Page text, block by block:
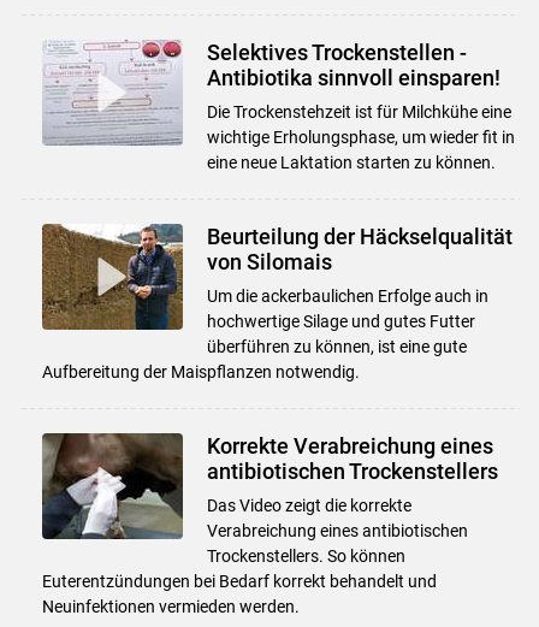
Selektives Trockenstellen -
Antibiotika sinnvoll einsparen!
Die Trockenstehzeit ist für Milchkühe eine
wichtige Erholungsphase, um wieder fit in
eine neue Laktation starten zu können.
Beurteilung der Häckselqualität
von Silomais
Um die ackerbaulichen Erfolge auch in
hochwertige Silage und gutes Futter
überführen zu können, ist eine gute
Aufbereitung der Maispflanzen notwendig.
Korrekte Verabreichung eines
antibiotischen Trockenstellers
Das Video zeigt die korrekte
Verabreichung eines antibiotischen
Trockenstellers. So können
Euterentzündungen bei Bedarf korrekt behandelt und
Neuinfektionen vermieden werden.